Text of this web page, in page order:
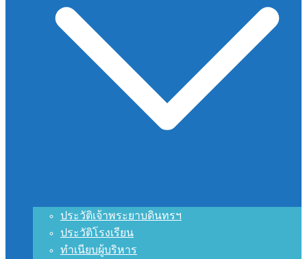
ประวัติเจ้าพระยาบดินทรฯ
ประวัติโรงเรียน
ทำเนียบผู้บริหาร